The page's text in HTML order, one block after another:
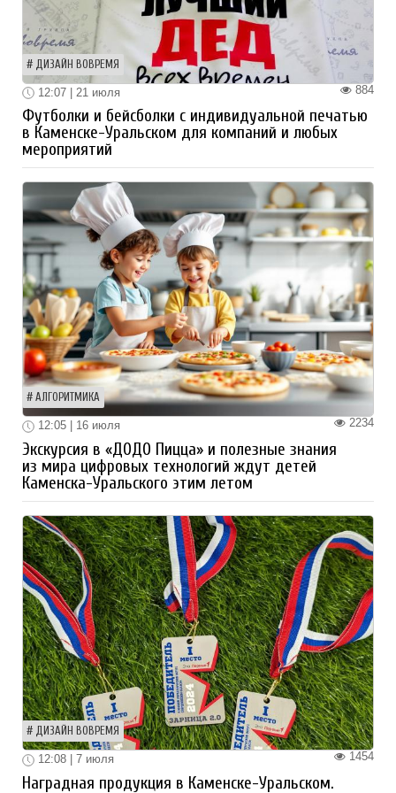
ДИЗАЙН ВОВРЕМЯ
884
12:07 | 21 июля
Футболки и бейсболки с индивидуальной печатью
в Каменске-Уральском для компаний и любых
мероприятий
АЛГОРИТМИКА
2234
12:05 | 16 июля
Экскурсия в «ДОДО Пицца» и полезные знания
из мира цифровых технологий ждут детей
Каменска-Уральского этим летом
ДИЗАЙН ВОВРЕМЯ
1454
12:08 | 7 июля
Наградная продукция в Каменске-Уральском.